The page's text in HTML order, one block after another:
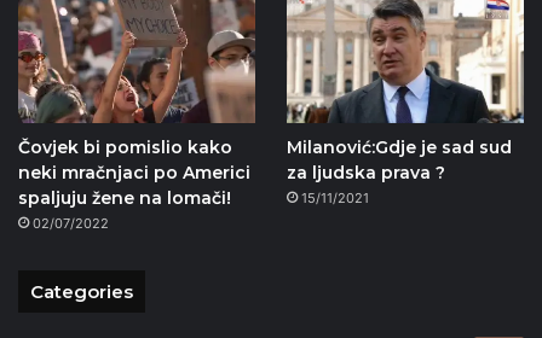
Čovjek bi pomislio kako
neki mračnjaci po Americi
spaljuju žene na lomači!
02/07/2022
Milanović:Gdje je sad sud
za ljudska prava ?
15/11/2021
Categories